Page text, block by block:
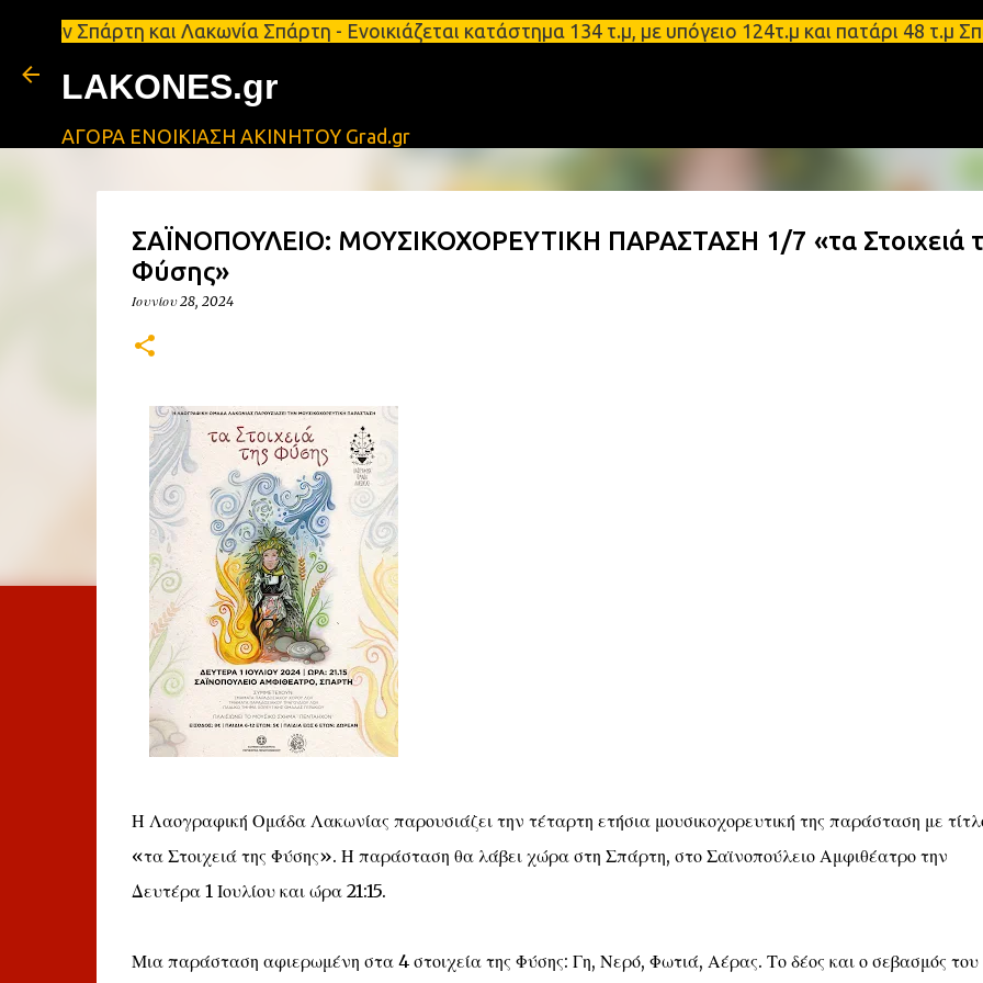
Μετάβαση στο κύριο περιεχόμενο
και Λακωνία Σπάρτη - Ενοικιάζεται κατάστημα 134 τ.μ, με υπόγειο 124τ.μ και πατάρι 48 τ.μ
LAKONES.gr
ΑΓΟΡΑ ΕΝΟΙΚΙΑΣΗ ΑΚΙΝΗΤΟΥ Grad.gr
ΣΑΪΝΟΠΟΥΛΕΙΟ: ΜΟΥΣΙΚΟΧΟΡΕΥΤΙΚΗ ΠΑΡΑΣΤΑΣΗ 1/7 «τα Στοιχειά
Φύσης»
Ιουνίου 28, 2024
Η Λαογραφική Ομάδα Λακωνίας παρουσιάζει την τέταρτη ετήσια μουσικοχορευτική της παράσταση με
«τα Στοιχειά της Φύσης». Η παράσταση θα λάβει χώρα στη Σπάρτη, στο Σαϊνοπούλειο Αμφιθέατρο την
Δευτέρα 1 Ιουλίου και ώρα 21:15.
Μια παράσταση αφιερωμένη στα 4 στοιχεία της Φύσης: Γη, Νερό, Φωτιά, Αέρας. Το δέος και ο σεβασμός του